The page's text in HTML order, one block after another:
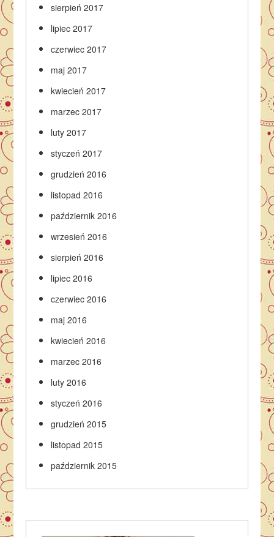
sierpień 2017
lipiec 2017
czerwiec 2017
maj 2017
kwiecień 2017
marzec 2017
luty 2017
styczeń 2017
grudzień 2016
listopad 2016
październik 2016
wrzesień 2016
sierpień 2016
lipiec 2016
czerwiec 2016
maj 2016
kwiecień 2016
marzec 2016
luty 2016
styczeń 2016
grudzień 2015
listopad 2015
październik 2015